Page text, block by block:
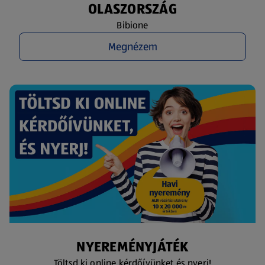
OLASZORSZÁG
Bibione
Megnézem
NYEREMÉNYJÁTÉK